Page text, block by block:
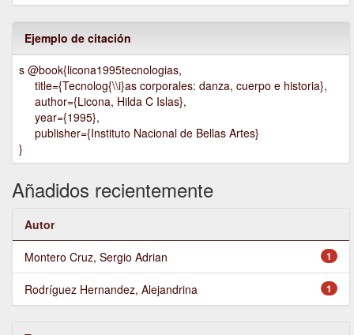
Ejemplo de citación
s @book{licona1995tecnologias,
title={Tecnolog{\\i}as corporales: danza, cuerpo e historia},
author={Licona, Hilda C Islas},
year={1995},
publisher={Instituto Nacional de Bellas Artes}
}
Añadidos recientemente
Autor
1
Montero Cruz, Sergio Adrian
1
Rodríguez Hernandez, Alejandrina